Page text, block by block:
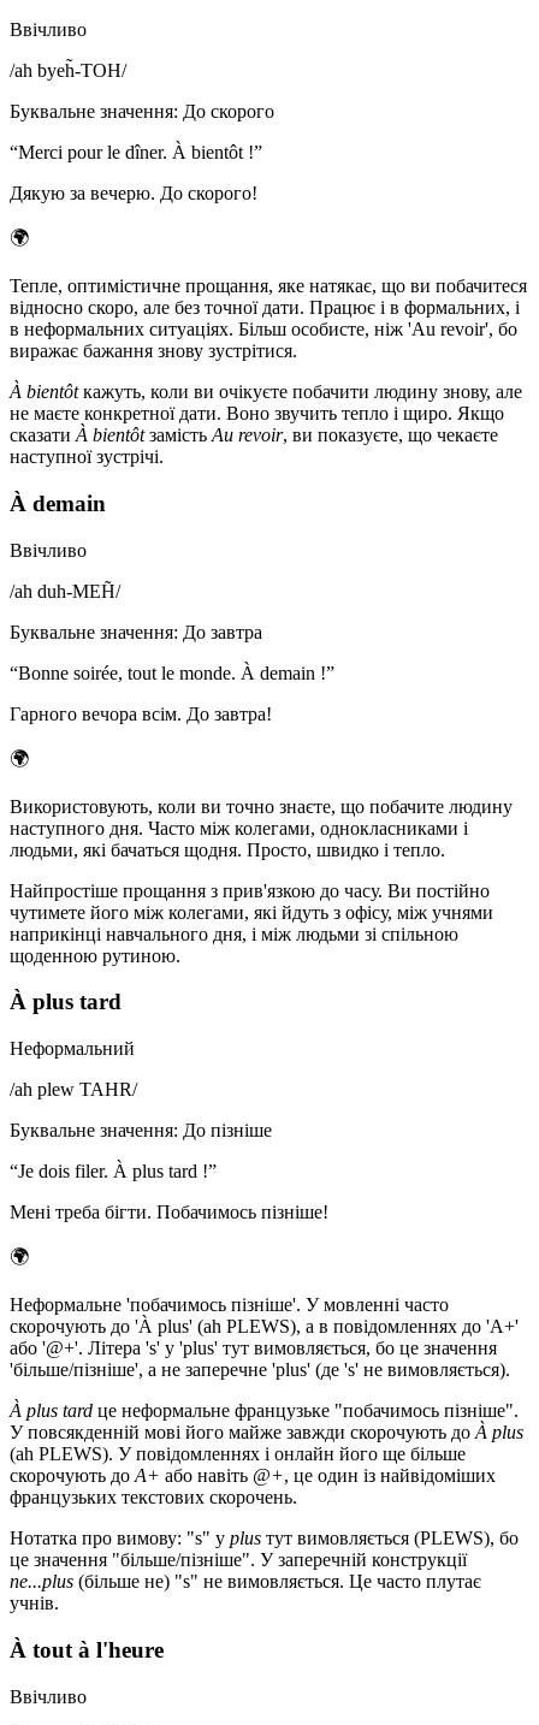
Ввічливо
/ah byeh̃-TOH/
Буквальне значення: До скорого
“Merci pour le dîner. À bientôt !”
Дякую за вечерю. До скорого!
🌍
Тепле, оптимістичне прощання, яке натякає, що ви побачитеся
відносно скоро, але без точної дати. Працює і в формальних, і
в неформальних ситуаціях. Більш особисте, ніж 'Au revoir', бо
виражає бажання знову зустрітися.
À bientôtкажуть, коли ви очікуєте побачити людину знову, але
не маєте конкретної дати. Воно звучить тепло і щиро. Якщо
сказати À bientôtзамість Au revoir, ви показуєте, що чекаєте
наступної зустрічі.
À demain
Ввічливо
/ah duh-MEH̃/
Буквальне значення: До завтра
“Bonne soirée, tout le monde. À demain !”
Гарного вечора всім. До завтра!
🌍
Використовують, коли ви точно знаєте, що побачите людину
наступного дня. Часто між колегами, однокласниками і
людьми, які бачаться щодня. Просто, швидко і тепло.
Найпростіше прощання з прив'язкою до часу. Ви постійно
чутимете його між колегами, які йдуть з офісу, між учнями
наприкінці навчального дня, і між людьми зі спільною
щоденною рутиною.
À plus tard
Неформальний
/ah plew TAHR/
Буквальне значення: До пізніше
“Je dois filer. À plus tard !”
Мені треба бігти. Побачимось пізніше!
🌍
Неформальне 'побачимось пізніше'. У мовленні часто
скорочують до 'À plus' (ah PLEWS), а в повідомленнях до 'A+'
або '@+'. Літера 's' у 'plus' тут вимовляється, бо це значення
'більше/пізніше', а не заперечне 'plus' (де 's' не вимовляється).
À plus tard це неформальне французьке "побачимось пізніше".
У повсякденній мові його майже завжди скорочують до À plus
(ah PLEWS). У повідомленнях і онлайн його ще більше
скорочують до A+ або навіть @+, це один із найвідоміших
французьких текстових скорочень.
Нотатка про вимову: "s" у plus тут вимовляється (PLEWS), бо
це значення "більше/пізніше". У заперечній конструкції
ne...plus (більше не) "s" не вимовляється. Це часто плутає
учнів.
À tout à l'heure
Ввічливо